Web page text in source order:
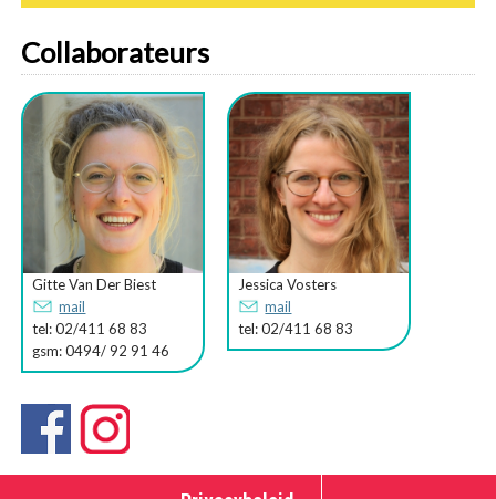
Collaborateurs
Gitte Van Der Biest
mail
tel: 02/411 68 83
gsm: 0494/ 92 91 46
Jessica Vosters
mail
tel: 02/411 68 83